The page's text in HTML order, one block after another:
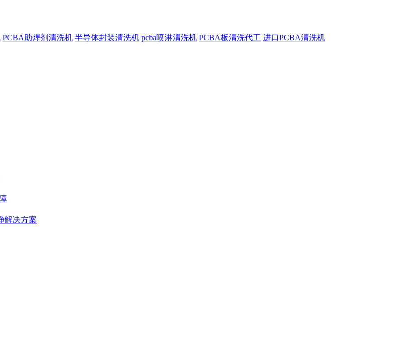
PCBA助焊剂清洗机 半导体封装清洗机 pcba喷淋清洗机 PCBA板清洗代工 进口PCBA清洗机
解决方案